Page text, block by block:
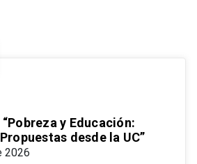
y Educación:
desde la UC”
2026